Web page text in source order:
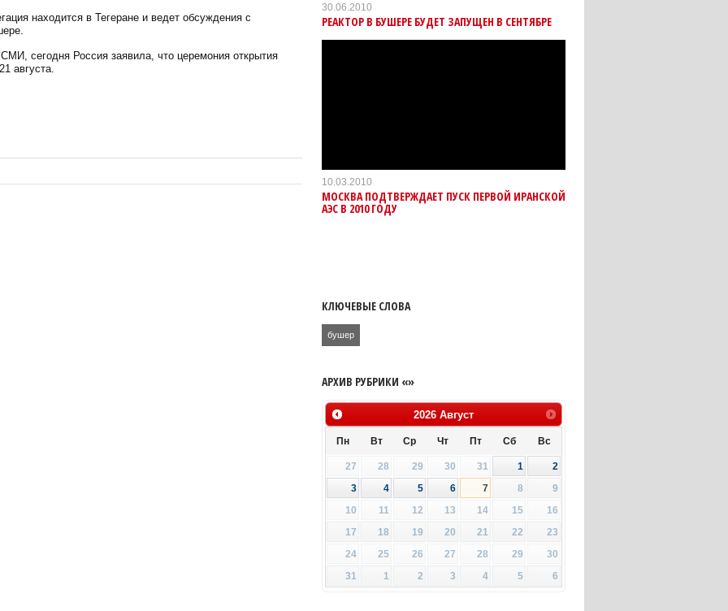
находится в Тегеране и ведет обсуждения с
сегодня Россия заявила, что церемония открытия
августа.
30.06.2010
РЕАКТОР В БУШЕРЕ БУДЕТ ЗАПУЩЕН В СЕНТЯБРЕ
10.03.2010
МОСКВА ПОДТВЕРЖДАЕТ ПУСК ПЕРВОЙ ИРАНСКОЙ
АЭС В 2010 ГОДУ
КЛЮЧЕВЫЕ СЛОВА
бушер
АРХИВ РУБРИКИ «»
2026 Август
Пн Вт Ср Чт Пт Сб Вс
27 28 29 30 31 1
2
3
4 5 6 7 8
9
10
11 12 13 14 15
16
17
18 19 20 21 22
23
24
25 26 27 28 29
30
31
1 2 3 4 5 6